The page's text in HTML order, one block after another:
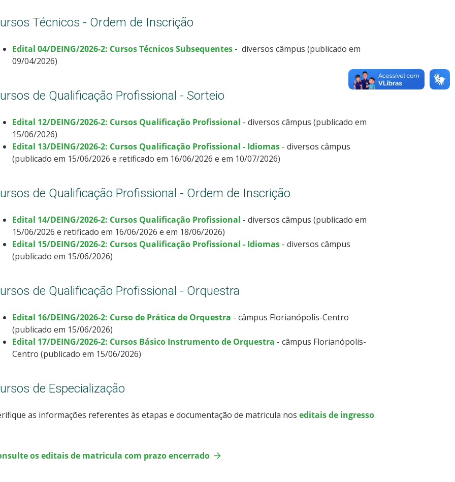
Técnicos - Ordem de Inscrição
Edital 04/DEING/2026-2: Cursos Técnicos Subsequentes- diversos câmpus (publicado em
09/04/2026)
de Qualificação Profissional - Sorteio
Edital 12/DEING/2026-2: Cursos Qualificação Profissional - diversos câmpus (publicado em
15/06/2026)
Edital 13/DEING/2026-2: Cursos Qualificação Profissional - Idiomas- diversos câmpus
(publicado em 15/06/2026 e retificado em 16/06/2026 e em 10/07/2026)
de Qualificação Profissional - Ordem de Inscrição
Edital 14/DEING/2026-2: Cursos Qualificação Profissional - diversos câmpus (publicado em
15/06/2026 e retificado em 16/06/2026 e em 18/06/2026)
Edital 15/DEING/2026-2: Cursos Qualificação Profissional - Idiomas- diversos câmpus
(publicado em 15/06/2026)
de Qualificação Profissional - Orquestra
Edital 16/DEING/2026-2: Curso de Prática de Orquestra - câmpus Florianópolis-Centro
(publicado em 15/06/2026)
Edital 17/DEING/2026-2: Cursos Básico Instrumento de Orquestra - câmpus Florianópolis-
Centro (publicado em 15/06/2026)
de Especialização
as informações referentes às etapas e documentação de matricula nos editais de ingresso.
os editais de matricula com prazo encerrado